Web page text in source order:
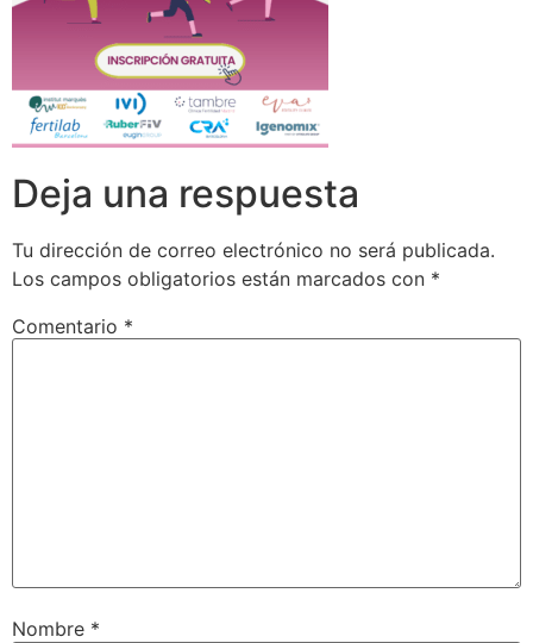
Deja una respuesta
Tu dirección de correo electrónico no será publicada.
Los campos obligatorios están marcados con *
Comentario *
Nombre *